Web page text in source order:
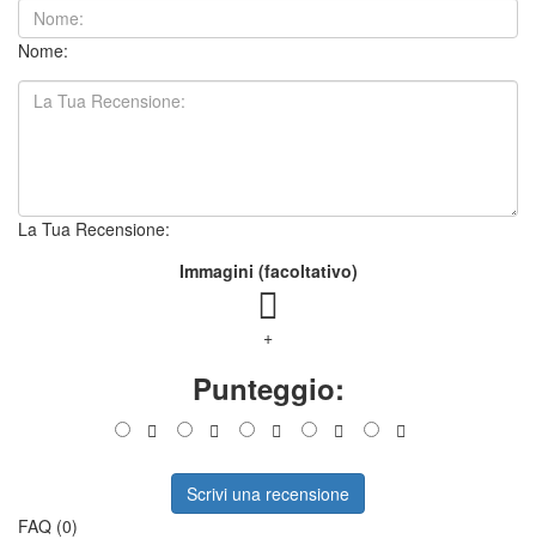
Nome:
La Tua Recensione:
Immagini (facoltativo)
+
Punteggio:
Scrivi una recensione
FAQ (0)